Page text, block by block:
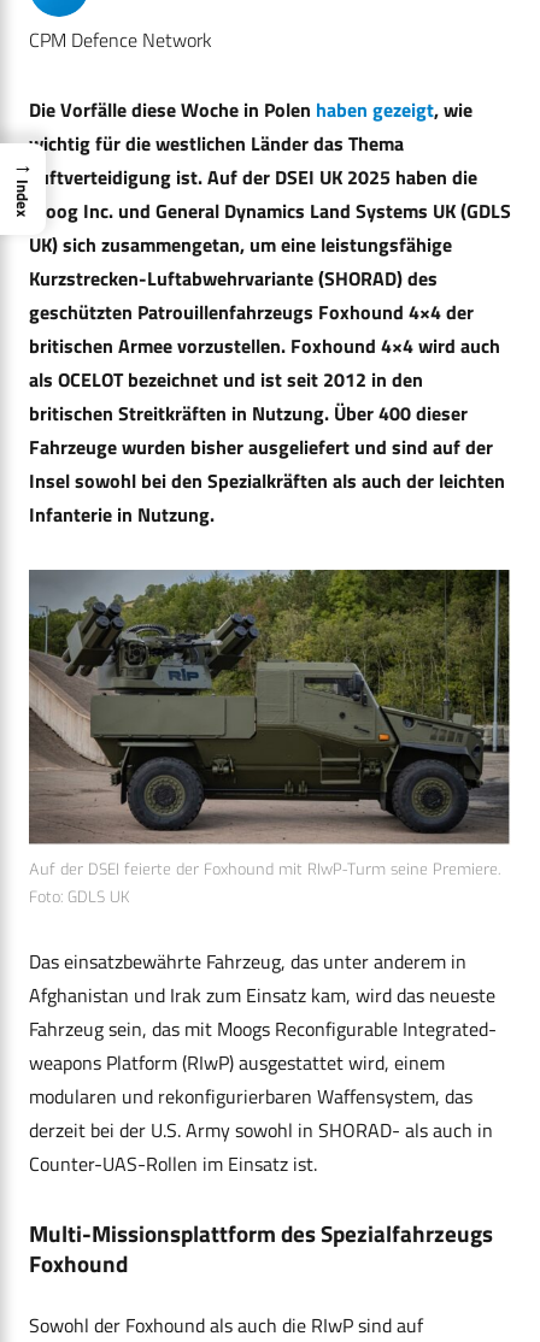
CPM Defence Network
Die Vorfälle diese Woche in Polen haben gezeigt, wie
wichtig für die westlichen Länder das Thema
Luftverteidigung ist. Auf der DSEI UK 2025 haben die
Moog Inc. und General Dynamics Land Systems UK (GDLS
UK) sich zusammengetan, um eine leistungsfähige
Kurzstrecken-Luftabwehrvariante (SHORAD) des
geschützten Patrouillenfahrzeugs Foxhound 4×4 der
britischen Armee vorzustellen. Foxhound 4×4 wird auch
als OCELOT bezeichnet und ist seit 2012 in den
britischen Streitkräften in Nutzung. Über 400 dieser
Fahrzeuge wurden bisher ausgeliefert und sind auf der
Insel sowohl bei den Spezialkräften als auch der leichten
Infanterie in Nutzung.
Auf der DSEI feierte der Foxhound mit RIwP-Turm seine Premiere.
Foto: GDLS UK
Das einsatzbewährte Fahrzeug, das unter anderem in
Afghanistan und Irak zum Einsatz kam, wird das neueste
Fahrzeug sein, das mit Moogs Reconfigurable Integrated-
weapons Platform (RIwP) ausgestattet wird, einem
modularen und rekonfigurierbaren Waffensystem, das
derzeit bei der U.S. Army sowohl in SHORAD- als auch in
Counter-UAS-Rollen im Einsatz ist.
Multi-Missionsplattform des Spezialfahrzeugs
Foxhound
Sowohl der Foxhound als auch die RIwP sind auf
→
Index